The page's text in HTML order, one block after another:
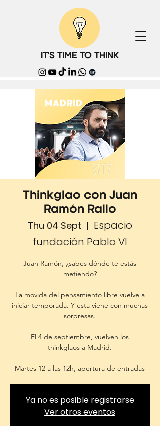
IT'S TIME TO THINK
Thinkglao con Juan
Ramón Rallo
Thu 04 Sept
  |
Espacio
fundación Pablo VI
Juan Ramón, ¿sabes dónde te estás
metiendo?
La movida del pensamiento libre vuelve a
iniciar temporada. Y esta viene con muchas
sorpresas.
El 4 de septiembre, vuelven los
thinkglaos a Madrid.
Martes 12 a las 12h, apertura de entradas
Ya no es posible registrarse
Ver otros eventos